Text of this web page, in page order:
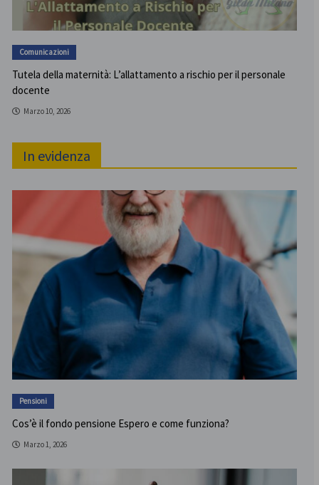
Comunicazioni
Tutela della maternità: L’allattamento a rischio per il personale
docente
Marzo 10, 2026
In evidenza
Pensioni
Cos’è il fondo pensione Espero e come funziona?
Marzo 1, 2026